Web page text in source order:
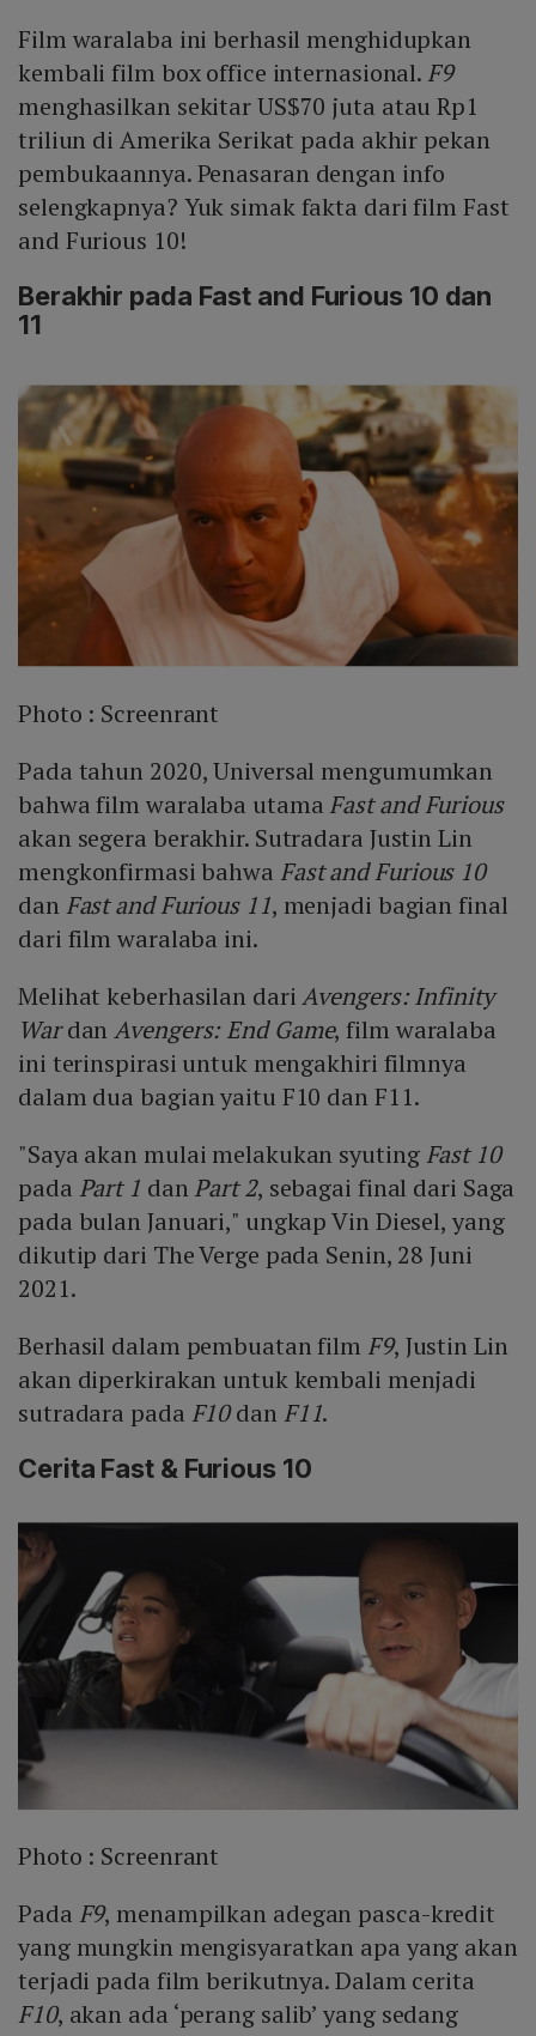
Film waralaba ini berhasil menghidupkan
kembali film box office internasional. F9
menghasilkan sekitar US$70 juta atau Rp1
triliun di Amerika Serikat pada akhir pekan
pembukaannya. Penasaran dengan info
selengkapnya? Yuk simak fakta dari film Fast
and Furious 10!
Berakhir pada Fast and Furious 10 dan
11
Photo : Screenrant
Pada tahun 2020, Universal mengumumkan
bahwa film waralaba utama Fast and Furious
akan segera berakhir. Sutradara Justin Lin
mengkonfirmasi bahwa Fast and Furious 10
dan Fast and Furious 11, menjadi bagian final
dari film waralaba ini.
Melihat keberhasilan dariAvengers: Infinity
WardanAvengers: End Game, film waralaba
ini terinspirasi untuk mengakhiri filmnya
dalam dua bagian yaitu F10 dan F11.
"Saya akan mulai melakukan syuting Fast 10
pada Part 1 dan Part 2, sebagai final dari Saga
pada bulan Januari," ungkap Vin Diesel, yang
dikutip dari The Verge pada Senin, 28 Juni
2021.
Berhasil dalam pembuatan film F9, Justin Lin
akan diperkirakan untuk kembali menjadi
sutradara pada F10dan F11.
Cerita Fast & Furious 10
Photo : Screenrant
Pada F9, menampilkan adegan pasca-kredit
yang mungkin mengisyaratkan apa yang akan
terjadi pada film berikutnya. Dalam cerita
F10, akan ada ‘perang salib’ yang sedang